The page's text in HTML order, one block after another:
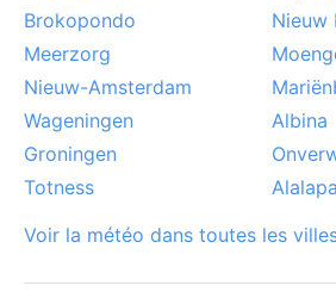
Brokopondo
Nieuw
Meerzorg
Nieuw-Amsterdam
Wageningen
Albina
Groningen
Totness
Voir la météo dans toutes les